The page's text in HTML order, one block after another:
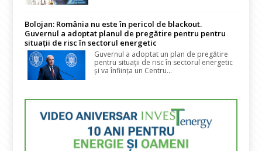
Bolojan: România nu este în pericol de blackout.
Guvernul a adoptat planul de pregătire pentru pentru
situații de risc în sectorul energetic
Guvernul a adoptat un plan de pregătire
pentru situații de risc în sectorul energetic
și va înființa un Centru...